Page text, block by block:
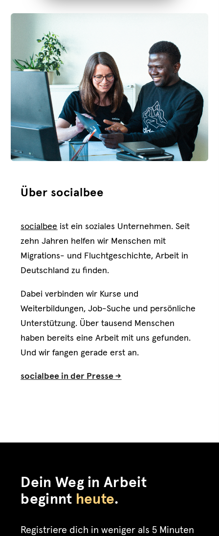
Ein Jahrzehnt Wirkung
- und wir fangen
gerade erst an.
Was 2015 als Antwort auf die großen
nachhaltige Arbeitsmarktintegration in
gezielt mit Menschen mit Flucht- und
Migrationshintergrund zusammenbringt
KPIs.
Über socialbee
socialbee ist ein soziales Unternehmen. Seit
zehn Jahren helfen wir Menschen mit
Migrations- und Fluchtgeschichte, Arbeit in
Deutschland zu finden.
Dabei verbinden wir Kurse und
Weiterbildungen, Job-Suche und persönliche
Unterstützung. Über tausend Menschen
haben bereits eine Arbeit mit uns gefunden.
Und wir fangen gerade erst an.
socialbee in der Presse ->
Dein Weg in Arbeit
beginnt heute.
Registriere dich in weniger als 5 Minuten